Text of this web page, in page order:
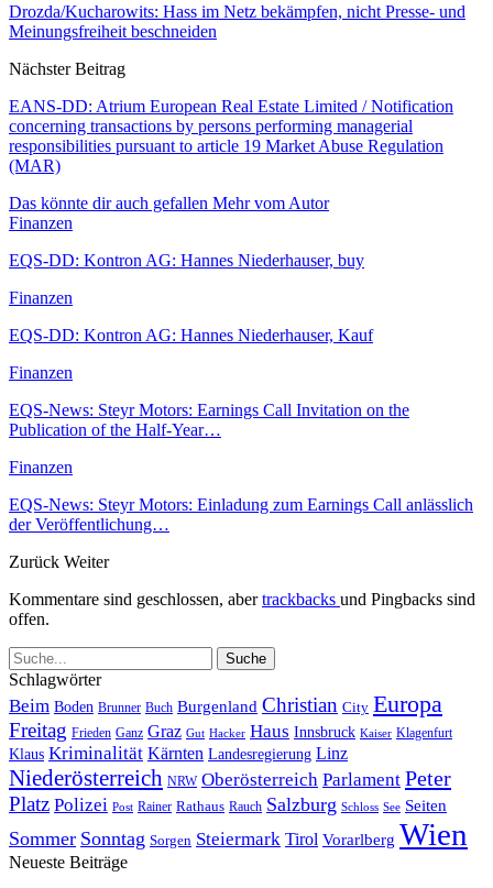
Drozda/Kucharowits: Hass im Netz bekämpfen, nicht Presse- und
Meinungsfreiheit beschneiden
Nächster Beitrag
EANS-DD: Atrium European Real Estate Limited / Notification
concerning transactions by persons performing managerial
responsibilities pursuant to article 19 Market Abuse Regulation
(MAR)
Das könnte dir auch gefallen Mehr vom Autor
Finanzen
EQS-DD: Kontron AG: Hannes Niederhauser, buy
Finanzen
EQS-DD: Kontron AG: Hannes Niederhauser, Kauf
Finanzen
EQS-News: Steyr Motors: Earnings Call Invitation on the
Publication of the Half-Year…
Finanzen
EQS-News: Steyr Motors: Einladung zum Earnings Call anlässlich
der Veröffentlichung…
Zurück Weiter
Kommentare sind geschlossen, abertrackbacks und Pingbacks sind
offen.
Schlagwörter
Beim Boden Brunner Buch Burgenland Christian City Europa
Freitag Frieden Ganz Graz Gut Hacker Haus Innsbruck Kaiser Klagenfurt
Klaus Kriminalität Kärnten Landesregierung Linz
Niederösterreich NRW Oberösterreich Parlament Peter
Platz Polizei Post Rainer Rathaus Rauch Salzburg Schloss See Seiten
Sommer Sonntag Sorgen Steiermark Tirol Vorarlberg Wien
Neueste Beiträge